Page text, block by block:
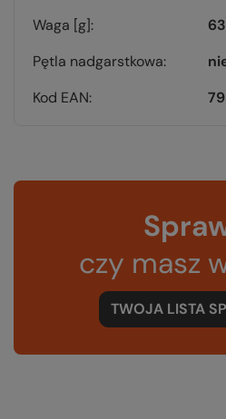
Waga [g]
Pętla nadgarstkowa
Kod EAN
czy masz
TWOJA LISTA